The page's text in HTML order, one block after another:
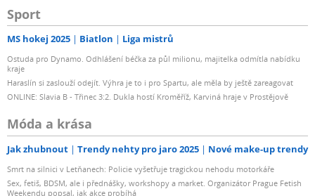
Sport
MS hokej 2025 Biatlon Liga mistrů
Ostuda pro Dynamo. Odhlášení béčka za půl milionu, majitelka odmítla nabídku
kraje
Haraslín si zaslouží odejít. Výhra je to i pro Spartu, ale měla by ještě zareagovat
ONLINE: Slavia B - Třinec 3:2. Dukla hostí Kroměříž, Karviná hraje v Prostějově
Móda a krása
Jak zhubnout Trendy nehty pro jaro 2025 Nové make-up trendy
Smrt na silnici v Letňanech: Policie vyšetřuje tragickou nehodu motorkáře
Sex, fetiš, BDSM, ale i přednášky, workshopy a market. Organizátor Prague Fetish
Weekendu popsal, jak akce probíhá